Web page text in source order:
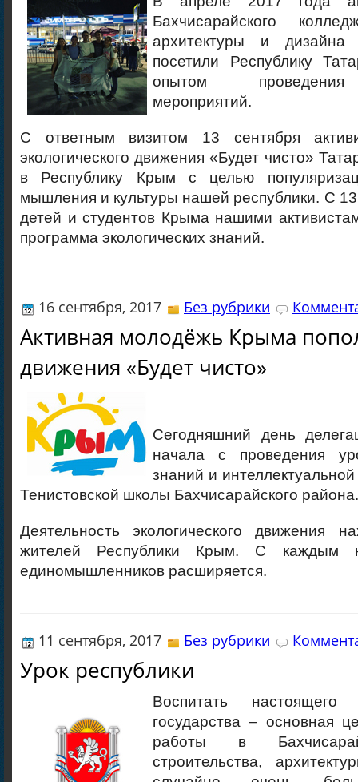
Бахчисарайского
архитектуры и дизайна
посетили Республику
опытом проведения
мероприятий.
С ответным визитом 13 сентября
экологического движения «Будет чисто»
в Республику Крым с целью
мышления и культуры нашей республики. С
детей и студентов Крыма нашими
программа экологических знаний.
16 сентября, 2017 Без рубрики
Активная молодёжь Крыма
движения «Будет чисто»
Сегодняшний день
начала с проведения
знаний и
Тенистовской школы Бахчисарайского района.
Деятельность экологического движения
жителей Республики Крым. С каждым
единомышленников расширяется.
11 сентября, 2017 Без рубрики
Урок республики
Воспитать настоящего
государства – основная
работы в
строительства,